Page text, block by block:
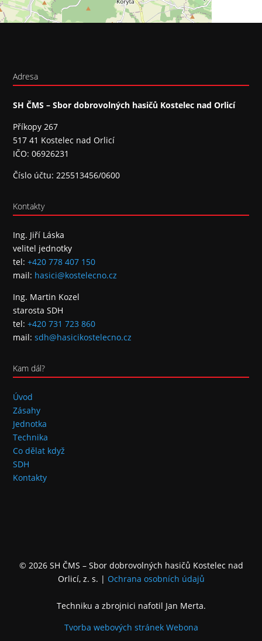
Adresa
SH ČMS – Sbor dobrovolných hasičů Kostelec nad Orlicí
Příkopy 267
517 41 Kostelec nad Orlicí
IČO: 06926231
Číslo účtu: 225513456/0600
Kontakty
Ing. Jiří Láska
velitel jednotky
tel:+420 778 407 150
mail: hasici@kostelecno.cz
Ing. Martin Kozel
starosta SDH
tel:+420 731 723 860
mail:sdh@hasicikostelecno.cz
Kam dál?
Úvod
Zásahy
Jednotka
Technika
Co dělat když
SDH
Kontakty
© 2026 SH ČMS – Sbor dobrovolných hasičů Kostelec nad
Orlicí, z. s. | Ochrana osobních údajů
Techniku a zbrojnici nafotil Jan Merta.
Tvorba webových stránek Webona